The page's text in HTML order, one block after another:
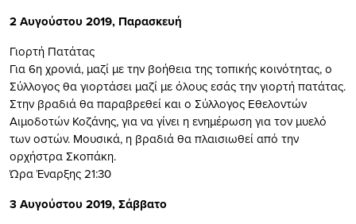
2 Αυγούστου 2019, Παρασκευή
Γιορτή Πατάτας
Για 6η χρονιά, μαζί με την βοήθεια της τοπικής κοινότητας, ο
Σύλλογος θα γιορτάσει μαζί με όλους εσάς την γιορτή πατάτας.
Στην βραδιά θα παραβρεθεί και ο Σύλλογος Εθελοντών
Αιμοδοτών Κοζάνης, για να γίνει η ενημέρωση για τον μυελό
των οστών. Μουσικά, η βραδιά θα πλαισιωθεί από την
ορχήστρα Σκοπάκη.
Ώρα Έναρξης 21:30
3 Αυγούστου 2019, Σάββατο